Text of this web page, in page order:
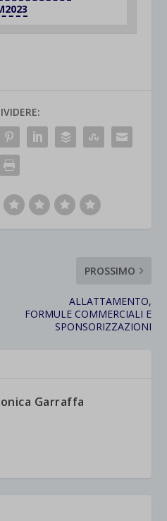
PROSSIMO
ALLATTAMENTO,
FORMULE COMMERCIALI E
SPONSORIZZAZIONI
Garraffa